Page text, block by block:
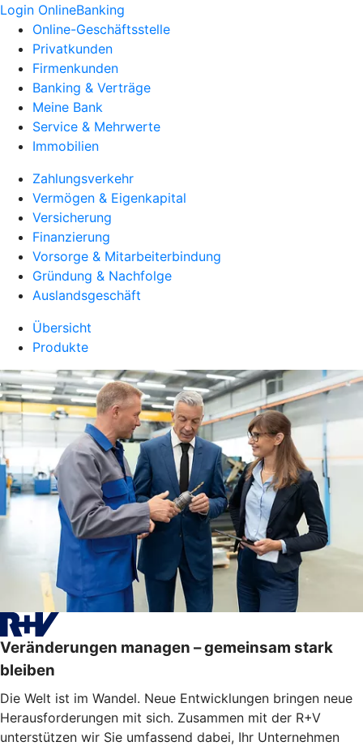
Login OnlineBanking
Online-Geschäftsstelle
Privatkunden
Firmenkunden
Banking & Verträge
Meine Bank
Service & Mehrwerte
Immobilien
Zahlungsverkehr
Vermögen & Eigenkapital
Versicherung
Finanzierung
Vorsorge & Mitarbeiterbindung
Gründung & Nachfolge
Auslandsgeschäft
Übersicht
Produkte
Veränderungen managen – gemeinsam stark
bleiben
Die Welt ist im Wandel. Neue Entwicklungen bringen neue
Herausforderungen mit sich. Zusammen mit der R+V
unterstützen wir Sie umfassend dabei, Ihr Unternehmen